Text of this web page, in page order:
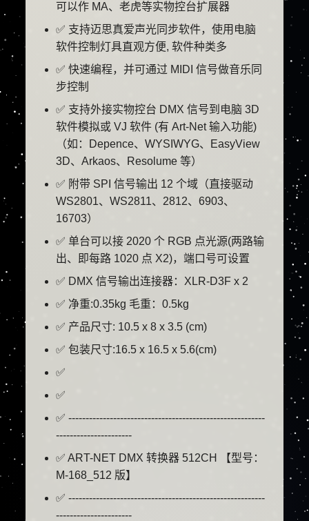
可以作 MA、老虎等实物控台扩展器
✅ 支持迈思真爱声光同步软件，使用电脑
软件控制灯具直观方便, 软件种类多
✅ 快速编程，并可通过 MIDI 信号做音乐同
步控制
✅ 支持外接实物控台 DMX 信号到电脑 3D
软件模拟或 VJ 软件 (有 Art-Net 输入功能)
（如：Depence、WYSIWYG、EasyView
3D、Arkaos、Resolume 等）
✅ 附带 SPI 信号输出 12 个域（直接驱动
WS2801、WS2811、2812、6903、
16703）
✅ 单台可以接 2020 个 RGB 点光源(两路输
出、即每路 1020 点 X2)，端口号可设置
✅ DMX 信号输出连接器：XLR-D3F x 2
✅ 净重:0.35kg 毛重：0.5kg
✅ 产品尺寸: 10.5 x 8 x 3.5 (cm)
✅ 包装尺寸:16.5 x 16.5 x 5.6(cm)
✅
✅
✅ ---------------------------------------------------------
----------------------
✅ ART-NET DMX 转换器 512CH 【型号：
M-168_512 版】
✅ ---------------------------------------------------------
----------------------